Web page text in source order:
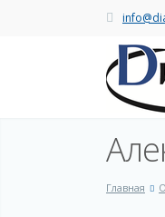
Главная